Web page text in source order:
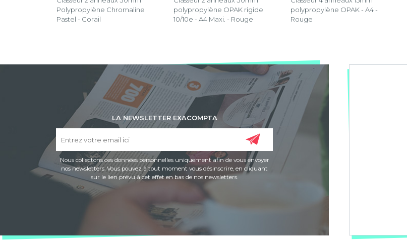
Polypropylène Chromaline
Pastel - Corail
polypropylène OPAK rigide
10/10e - A4 Maxi. - Rouge
polypropylène OPAK - A4 -
Rouge
LA NEWSLETTER EXACOMPTA
Nous collectons ces données personnelles uniquement afin de vous envoyer
nos newsletters. Vous pouvez à tout moment vous désinscrire, en cliquant
sur le lien prévu à cet effet en bas de nos newsletters.